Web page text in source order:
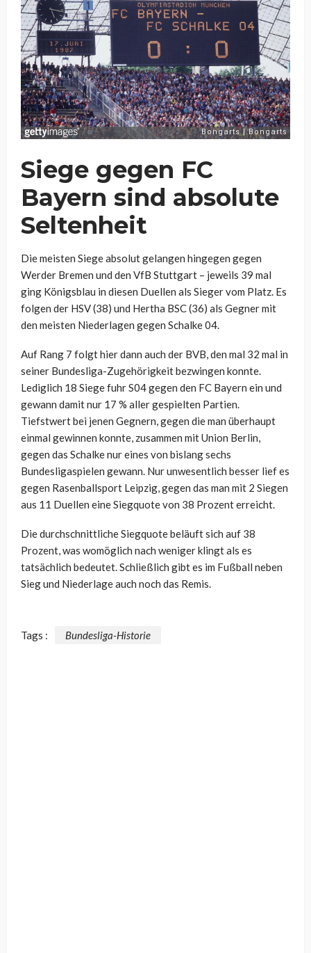
Siege gegen FC
Bayern sind absolute
Seltenheit
Die meisten Siege absolut gelangen hingegen gegen
Werder Bremen und den VfB Stuttgart – jeweils 39 mal
ging Königsblau in diesen Duellen als Sieger vom Platz. Es
folgen der HSV (38) und Hertha BSC (36) als Gegner mit
den meisten Niederlagen gegen Schalke 04.
Auf Rang 7 folgt hier dann auch der BVB, den mal 32 mal in
seiner Bundesliga-Zugehörigkeit bezwingen konnte.
Lediglich 18 Siege fuhr S04 gegen den FC Bayern ein und
gewann damit nur 17 % aller gespielten Partien.
Tiefstwert bei jenen Gegnern, gegen die man überhaupt
einmal gewinnen konnte, zusammen mit Union Berlin,
gegen das Schalke nur eines von bislang sechs
Bundesligaspielen gewann. Nur unwesentlich besser lief es
gegen Rasenballsport Leipzig, gegen das man mit 2 Siegen
aus 11 Duellen eine Siegquote von 38 Prozent erreicht.
Die durchschnittliche Siegquote beläuft sich auf 38
Prozent, was womöglich nach weniger klingt als es
tatsächlich bedeutet. Schließlich gibt es im Fußball neben
Sieg und Niederlage auch noch das Remis.
Tags : Bundesliga-Historie